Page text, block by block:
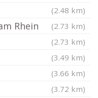
(2.48 km)
Rhein (2.73 km)
(2.73 km)
(3.49 km)
(3.66 km)
(3.72 km)